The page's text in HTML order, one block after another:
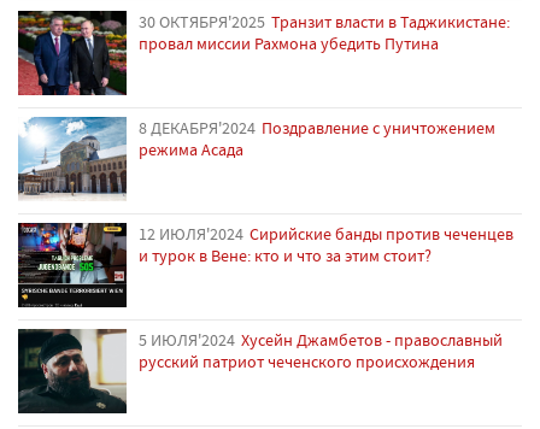
30 ОКТЯБРЯ'2025 Транзит власти в Таджикистане:
провал миссии Рахмона убедить Путина
8 ДЕКАБРЯ'2024 Поздравление с уничтожением
режима Асада
12 ИЮЛЯ'2024 Сирийские банды против чеченцев
и турок в Вене: кто и что за этим стоит?
5 ИЮЛЯ'2024 Хусейн Джамбетов - православный
русский патриот чеченского происхождения